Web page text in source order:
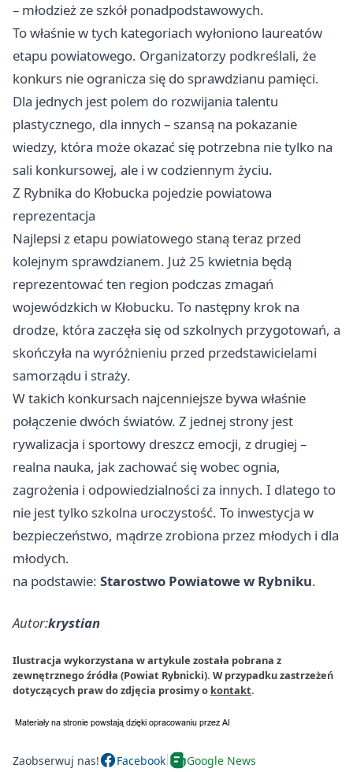
– młodzież ze szkół ponadpodstawowych.
To właśnie w tych kategoriach wyłoniono laureatów
etapu powiatowego. Organizatorzy podkreślali, że
konkurs nie ogranicza się do sprawdzianu pamięci.
Dla jednych jest polem do rozwijania talentu
plastycznego, dla innych – szansą na pokazanie
wiedzy, która może okazać się potrzebna nie tylko na
sali konkursowej, ale i w codziennym życiu.
Z Rybnika do Kłobucka pojedzie powiatowa
reprezentacja
Najlepsi z etapu powiatowego staną teraz przed
kolejnym sprawdzianem. Już 25 kwietnia będą
reprezentować ten region podczas zmagań
wojewódzkich w Kłobucku. To następny krok na
drodze, która zaczęła się od szkolnych przygotowań, a
skończyła na wyróżnieniu przed przedstawicielami
samorządu i straży.
W takich konkursach najcenniejsze bywa właśnie
połączenie dwóch światów. Z jednej strony jest
rywalizacja i sportowy dreszcz emocji, z drugiej –
realna nauka, jak zachować się wobec ognia,
zagrożenia i odpowiedzialności za innych. I dlatego to
nie jest tylko szkolna uroczystość. To inwestycja w
bezpieczeństwo, mądrze zrobiona przez młodych i dla
młodych.
na podstawie: Starostwo Powiatowe w Rybniku.
Autor:krystian
Ilustracja wykorzystana w artykule została pobrana z
zewnętrznego źródła (Powiat Rybnicki). W przypadku zastrzeżeń
dotyczących praw do zdjęcia prosimy o kontakt.
Zaobserwuj nas! Facebook Google News